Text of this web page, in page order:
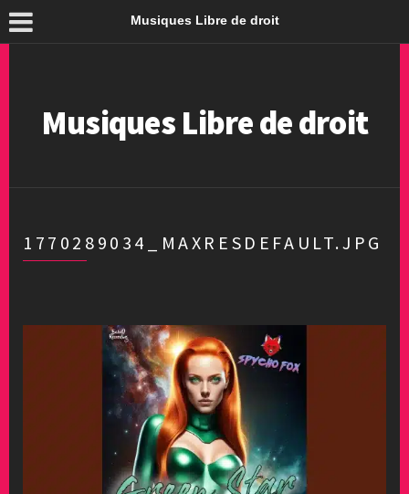
Musiques Libre de droit
Musiques Libre de droit
1770289034_MAXRESDEFAULT.JPG